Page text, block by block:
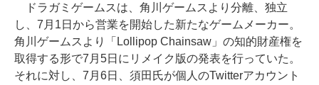
ドラガミゲームスは、角川ゲームスより分離、独立
し、7月1日から営業を開始した新たなゲームメーカー。
角川ゲームスより「Lollipop Chainsaw」の知的財産権を
取得する形で7月5日にリメイク版の発表を行っていた。
それに対し、7月6日、須田氏が個人のTwitterアカウント